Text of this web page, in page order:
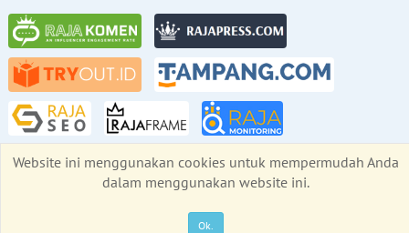
Copyright © RajaBackLink.com 2026
All rights reserved
Website ini menggunakan cookies untuk mempermudah Anda
dalam menggunakan website ini.
Ok.